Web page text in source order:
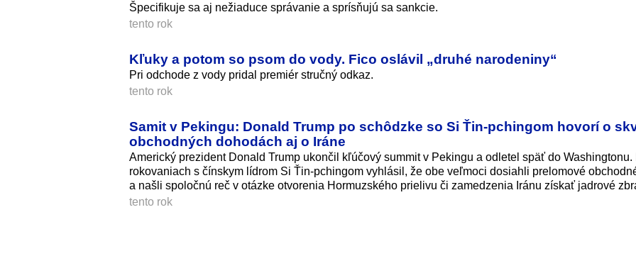
Špecifikuje sa aj nežiaduce správanie a sprísňujú sa sankcie.
tento rok
Kľuky a potom so psom do vody. Fico oslávil „druhé narodeniny“
Pri odchode z vody pridal premiér stručný odkaz.
tento rok
Samit v Pekingu: Donald Trump po schôdzke so Si Ťin-pchingom hovorí o
obchodných dohodách aj o Iráne
Americký prezident Donald Trump ukončil kľúčový summit v Pekingu a odletel späť do Washingtonu.
rokovaniach s čínskym lídrom Si Ťin-pchingom vyhlásil, že obe veľmoci dosiahli prelomové
a našli spoločnú reč v otázke otvorenia Hormuzského prielivu či zamedzenia Iránu získať jadrové
tento rok